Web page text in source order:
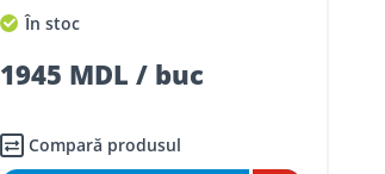
În stoc
1945 MDL / buc
Compară produsul